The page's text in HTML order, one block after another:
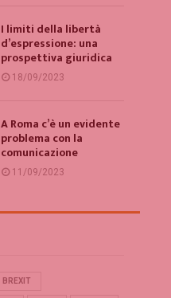
I limiti della libertà
d’espressione: una
prospettiva giuridica
18/09/2023
A Roma c’è un evidente
problema con la
comunicazione
11/09/2023
BREXIT